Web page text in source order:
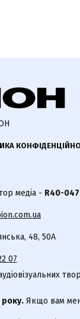
медіа - R40-
48, 50А
07
року. Якщо вам